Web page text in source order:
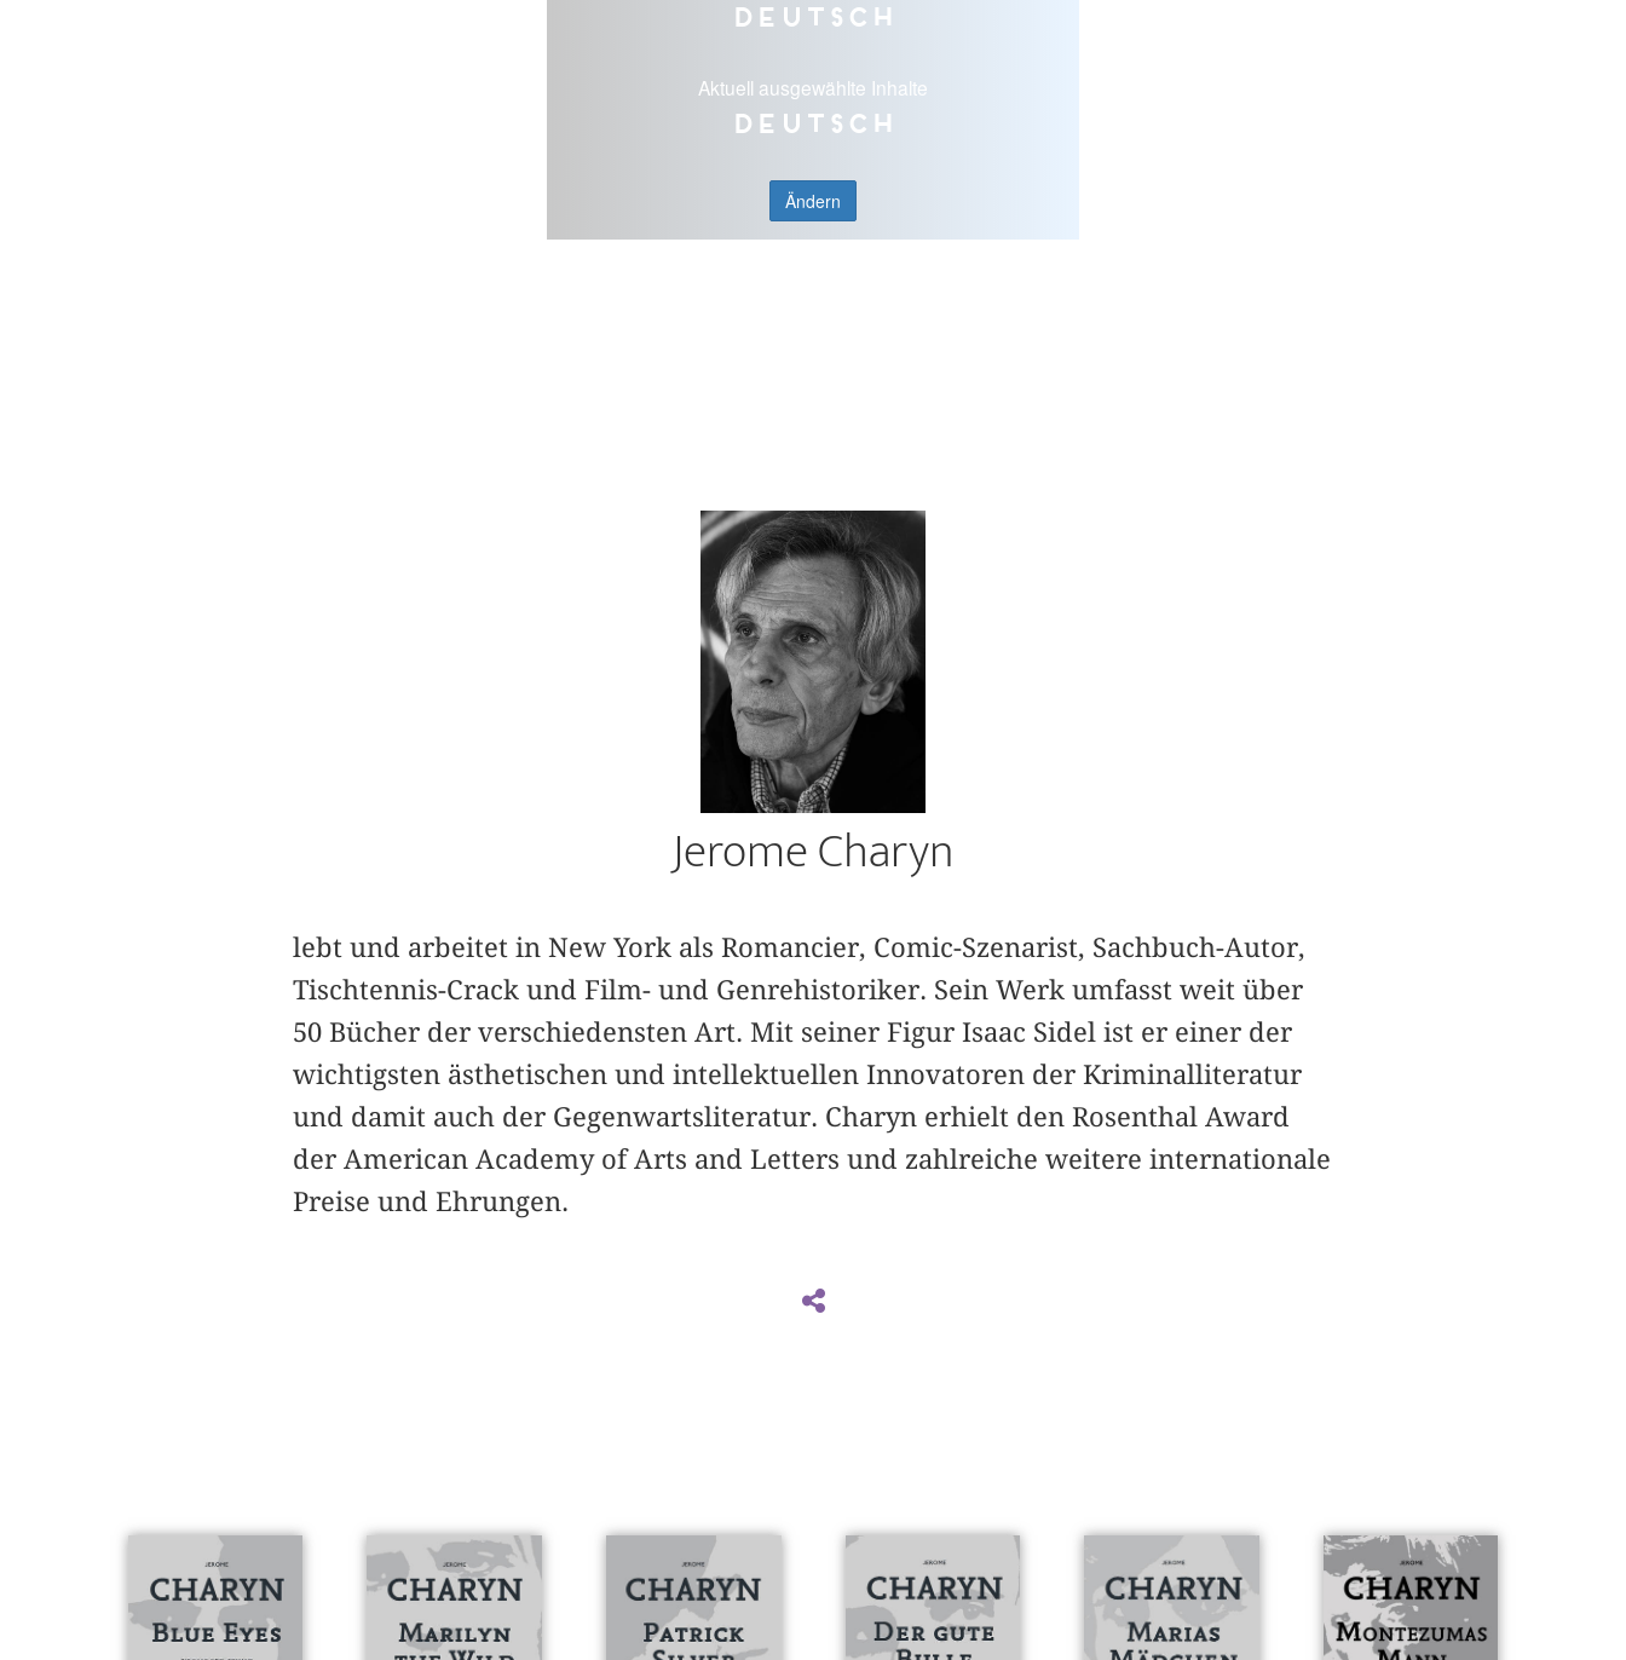
Deutsch
Aktuell ausgewählte Inhalte
Deutsch
Ändern
Jerome Charyn
lebt und arbeitet in New York als Romancier, Comic-Szenarist, Sachbuch-Autor,
Tischtennis-Crack und Film- und Genrehistoriker. Sein Werk umfasst weit über
50 Bücher der verschiedensten Art. Mit seiner Figur Isaac Sidel ist er einer der
wichtigsten ästhetischen und intellektuellen Innovatoren der Kriminalliteratur
und damit auch der Gegenwartsliteratur. Charyn erhielt den Rosenthal Award
der American Academy of Arts and Letters und zahlreiche weitere internationale
Preise und Ehrungen.